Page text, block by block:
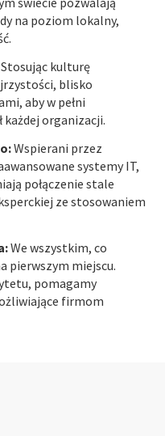
na poziom lokalny,
Stosując kulturę
blisko
aby w pełni
każdej organizacji.
Wspierani przez
systemy IT,
połączenie stale
ze stosowaniem
We wszystkim, co
pierwszym miejscu.
pomagamy
firmom